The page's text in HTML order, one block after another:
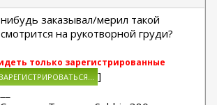
заказывал/мерил такой
на рукотворной груди?
только зарегистрированные
]